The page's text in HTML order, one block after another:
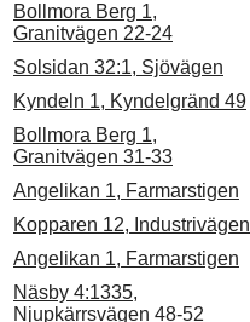
Bollmora Berg 1,
Granitvägen 22-24
Solsidan 32:1, Sjövägen
Kyndeln 1, Kyndelgränd 49
Bollmora Berg 1,
Granitvägen 31-33
Angelikan 1, Farmarstigen
Kopparen 12, Industrivägen
Angelikan 1, Farmarstigen
Näsby 4:1335,
Njupkärrsvägen 48-52